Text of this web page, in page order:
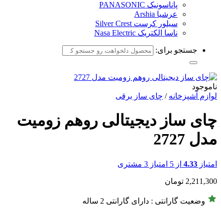
پاناسونیک PANASONIC
عرشیا Arshia
سیلور کرست Silver Crest
ناسا الکتریک Nasa Electric
جستجو برای:
ناموجود
لوازم آشپزخانه / چای ساز برقی
چای ساز دیجیتالی روهم زومیت
مدل 2727
امتیاز 4.33 از 5 امتیاز 3 مشتری
2,211,300 تومان
وضعیت گارانتی : دارای گارانتی 2 ساله